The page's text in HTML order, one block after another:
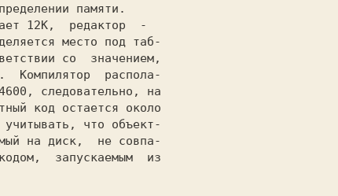
место под таб-
со  значением,
Компилятор  распола-
следовательно, на
код остается около
что объект-
на диск,  не совпа-
запускаемым  из